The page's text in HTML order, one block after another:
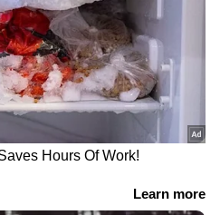
എല്ലാ
എപ്പോഴും ഏഷ്യാനെറ്റ്